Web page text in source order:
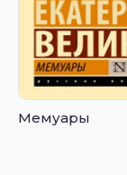
Мемуары